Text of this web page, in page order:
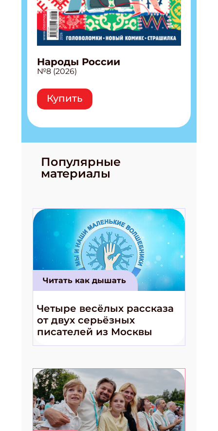
Народы России
№8 (2026)
Купить
Популярные
материалы
Читать как дышать
Четыре весёлых рассказа
от двух серьёзных
писателей из Москвы